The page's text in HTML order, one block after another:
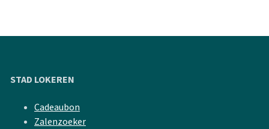
STAD LOKEREN
Cadeaubon
Zalenzoeker